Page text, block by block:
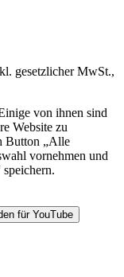
gesetzlicher MwSt.,
von ihnen sind
Website zu
Button „Alle
vornehmen und
für YouTube